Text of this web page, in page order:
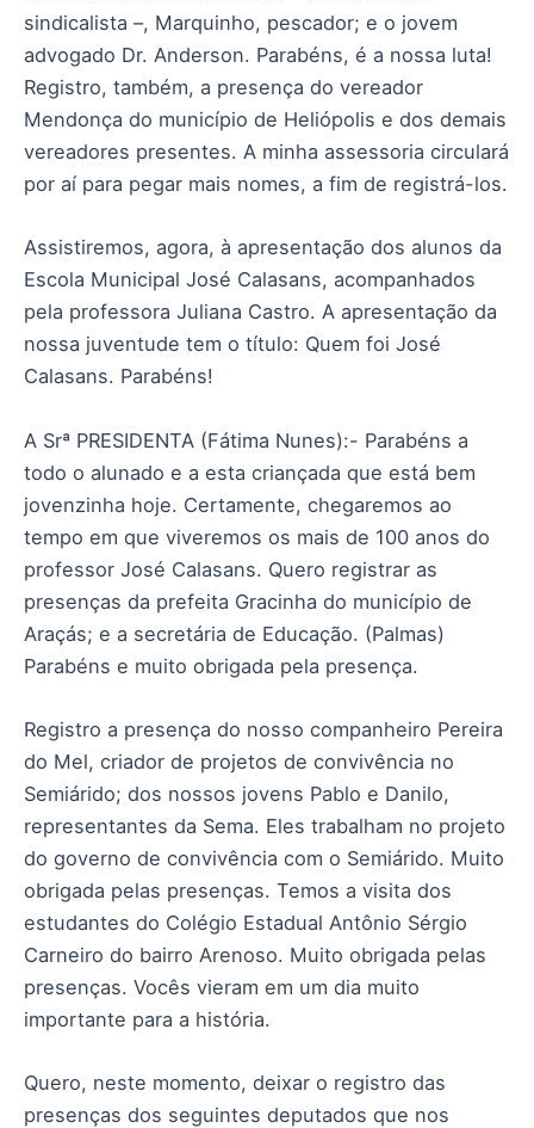
sindicalista –, Marquinho, pescador; e o jovem
advogado Dr. Anderson. Parabéns, é a nossa luta!
Registro, também, a presença do vereador
Mendonça do município de Heliópolis e dos demais
vereadores presentes. A minha assessoria circulará
por aí para pegar mais nomes, a fim de registrá-los.
Assistiremos, agora, à apresentação dos alunos da
Escola Municipal José Calasans, acompanhados
pela professora Juliana Castro. A apresentação da
nossa juventude tem o título: Quem foi José
Calasans. Parabéns!
A Srª PRESIDENTA (Fátima Nunes):- Parabéns a
todo o alunado e a esta criançada que está bem
jovenzinha hoje. Certamente, chegaremos ao
tempo em que viveremos os mais de 100 anos do
professor José Calasans. Quero registrar as
presenças da prefeita Gracinha do município de
Araçás; e a secretária de Educação. (Palmas)
Parabéns e muito obrigada pela presença.
Registro a presença do nosso companheiro Pereira
do Mel, criador de projetos de convivência no
Semiárido; dos nossos jovens Pablo e Danilo,
representantes da Sema. Eles trabalham no projeto
do governo de convivência com o Semiárido. Muito
obrigada pelas presenças. Temos a visita dos
estudantes do Colégio Estadual Antônio Sérgio
Carneiro do bairro Arenoso. Muito obrigada pelas
presenças. Vocês vieram em um dia muito
importante para a história.
Quero, neste momento, deixar o registro das
presenças dos seguintes deputados que nos